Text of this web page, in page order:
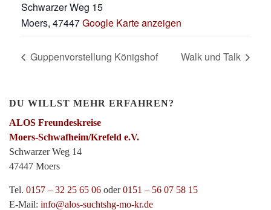
Schwarzer Weg 15
Moers, 47447Google Karte anzeigen
Guppenvorstellung Königshof Walk und Talk
DU WILLST MEHR ERFAHREN?
ALOS Freundeskreise
Moers-Schwafheim/Krefeld e.V.
Schwarzer Weg 14
47447 Moers
Tel. 0157 – 32 25 65 06 oder0151 – 56 07 58 15
E-Mail: info@alos-suchtshg-mo-kr.de